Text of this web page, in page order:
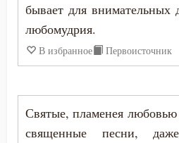
Слезы
Смерть
бывает для внимательных
любомудрия.
В избранное Первоисточник
Святые, пламенея любовью
священные песни,